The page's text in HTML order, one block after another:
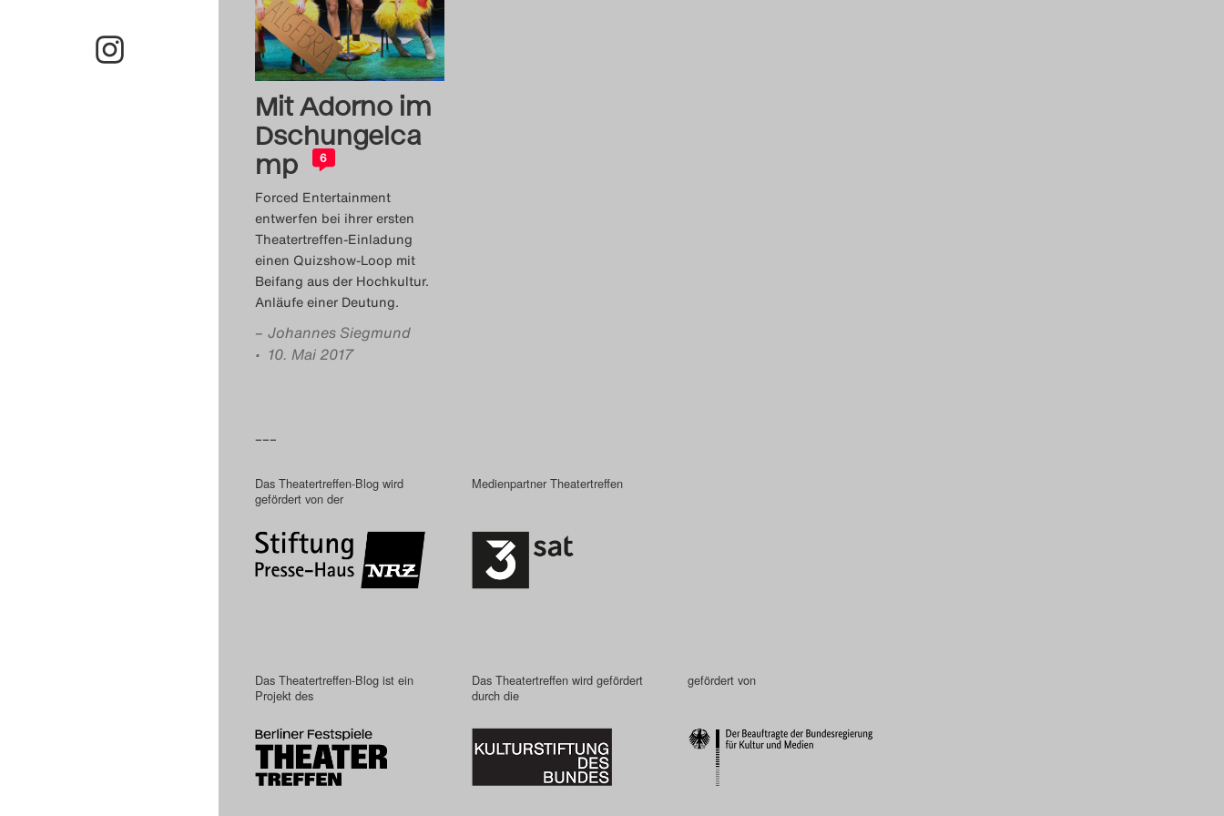
Mit Adorno im
Dschungelca
mp
6
Forced Entertainment
entwerfen bei ihrer ersten
Theatertreffen-Einladung
einen Quizshow-Loop mit
Beifang aus der Hochkultur.
Anläufe einer Deutung.
– Johannes Siegmund
• 10. Mai 2017
–––
Das Theatertreffen-Blog wird
gefördert von der
Medienpartner Theatertreffen
Das Theatertreffen-Blog ist ein
Projekt des
Das Theatertreffen wird gefördert
durch die
gefördert von